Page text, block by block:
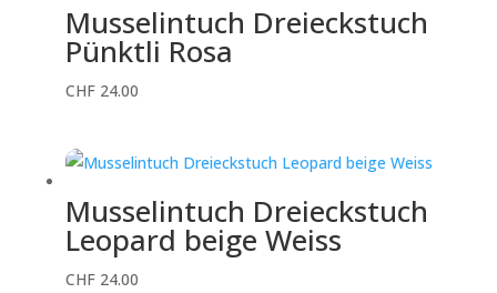
Musselintuch Dreieckstuch
Pünktli Rosa
CHF24.00
Musselintuch Dreieckstuch
Leopard beige Weiss
CHF24.00